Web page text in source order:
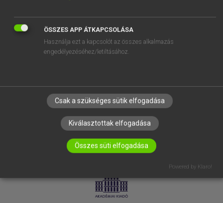
RÓLUNK
ELÉRHETŐSÉG
SÜTI BEÁLLÍTÁSOK
LICENCSZERZŐDÉS ADATVÉDELEM
ÖSSZES APP ÁTKAPCSOLÁSA
Használja ezt a kapcsolót az összes alkalmazás
engedélyezéséhez/letiltásához.
Csak a szükséges sütik elfogadása
Kiválasztottak elfogadása
Összes süti elfogadása
Powered by Klaro!